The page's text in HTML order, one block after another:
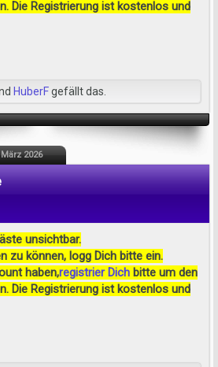
Die Registrierung ist kostenlos und
HuberFgefällt das.
2026
unsichtbar.
zu können, logg Dich bitte ein.
haben,registrier Dich bitte um den
Die Registrierung ist kostenlos und